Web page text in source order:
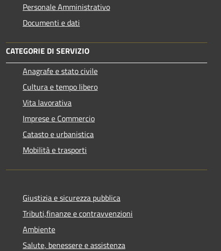
Personale Amministrativo
Documenti e dati
CATEGORIE DI SERVIZIO
Anagrafe e stato civile
Cultura e tempo libero
Vita lavorativa
Imprese e Commercio
Catasto e urbanistica
Mobilità e trasporti
Giustizia e sicurezza pubblica
Tributi,finanze e contravvenzioni
Ambiente
Salute, benessere e assistenza